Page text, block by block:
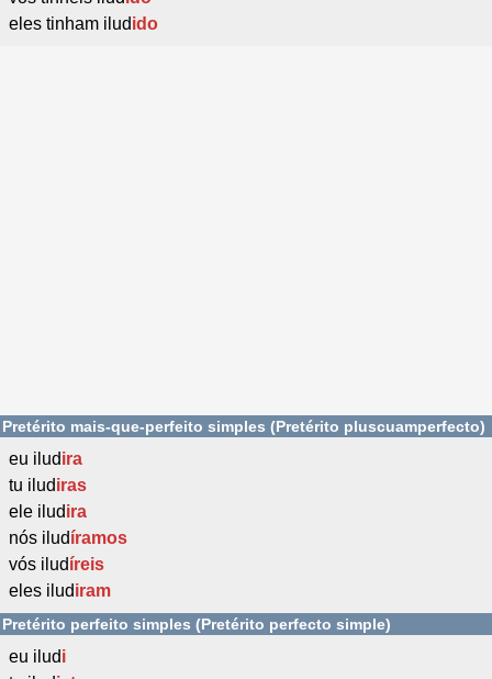
eles tinham iludido
Pretérito mais-que-perfeito simples (Pretérito pluscuamperfecto)
eu iludira
tu iludiras
ele iludira
nós iludíramos
vós iludíreis
eles iludiram
Pretérito perfeito simples (Pretérito perfecto simple)
eu iludi